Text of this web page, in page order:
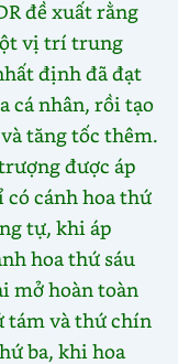
đề xuất rằng
vị trí trung
định đã đạt
cá nhân, rồi tạo
tăng tốc thêm.
được áp
có cánh hoa thứ
tự, khi áp
hoa thứ sáu
mở hoàn toàn
tám và thứ chín
ba, khi hoa